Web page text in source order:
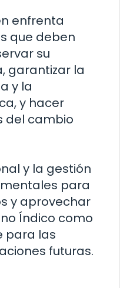
enfrenta
que deben
su
garantizar la
y la
y hacer
del cambio
y la gestión
para
y aprovechar
Índico como
para las
futuras.